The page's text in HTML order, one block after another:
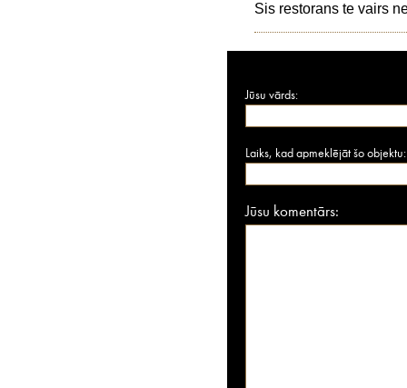
Sis restorans te vairs
Jūsu vārds:
Laiks, kad apmeklējāt šo objektu:
Jūsu komentārs: